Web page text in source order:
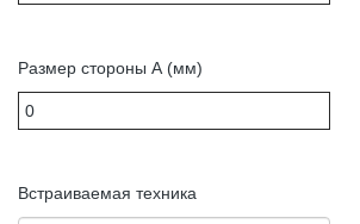
Размер стороны А (мм)
Встраиваемая техника